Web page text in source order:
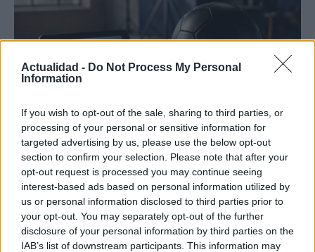
Actualidad - Do Not Process My Personal
Information
If you wish to opt-out of the sale, sharing to third parties, or
processing of your personal or sensitive information for
targeted advertising by us, please use the below opt-out
section to confirm your selection. Please note that after your
opt-out request is processed you may continue seeing
interest-based ads based on personal information utilized by
us or personal information disclosed to third parties prior to
your opt-out. You may separately opt-out of the further
disclosure of your personal information by third parties on the
IAB’s list of downstream participants. This information may
VAR en el fútbol: cuándo interviene, qué
revisa y qué no
El VAR ha revolucionado el fútbol. Descubre cómo…
DEPORTES